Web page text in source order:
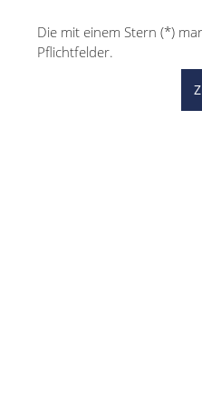
Die mit einem Stern (*)
Pflichtfelder.